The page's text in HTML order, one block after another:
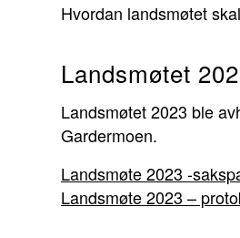
Hvordan landsmøtet
Landsmøtet
Landsmøtet 2023 ble
Gardermoen.
Landsmøte 2023 -
Landsmøte 2023 –